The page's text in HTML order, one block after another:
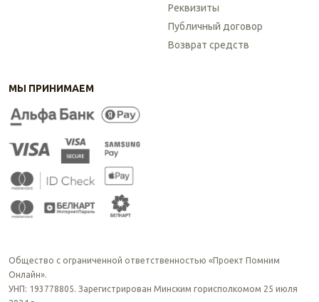
Реквизиты
Публичный договор
Возврат средств
МЫ ПРИНИМАЕМ
Общество с ограниченной ответственностью «Проект Помним
Онлайн».
УНП: 193778805. Зарегистрирован Минским горисполкомом 25 июля